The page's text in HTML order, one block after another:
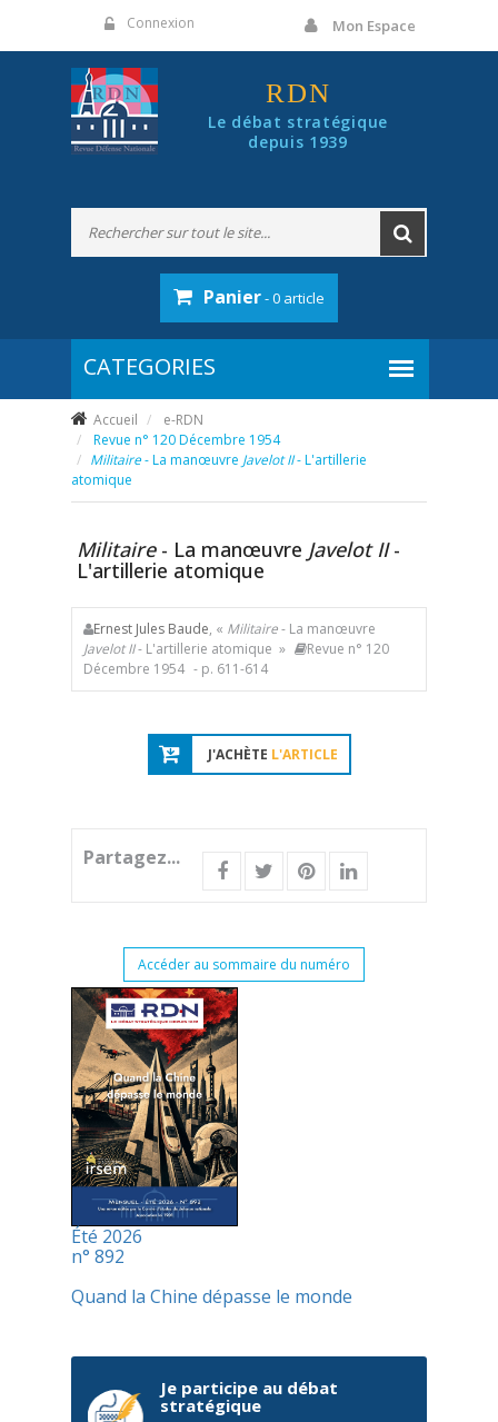
Connexion Mon Espace
RDN
Le débat stratégique
depuis 1939
Panier- 0 article
Accueil
e-RDN
Revue n° 120 Décembre 1954
Militaire- La manœuvre Javelot II- L'artillerie
atomique
Militaire - La manœuvre Javelot II-
L'artillerie atomique
Ernest Jules Baude, « Militaire- La manœuvre
Javelot II- L'artillerie atomique »
Revue n° 120
Décembre 1954 - p. 611-614
J'ACHÈTE L'ARTICLE
Partagez...
Accéder au sommaire du numéro
Été 2026
n° 892
Quand la Chine dépasse le monde
Je participe au débat
stratégique